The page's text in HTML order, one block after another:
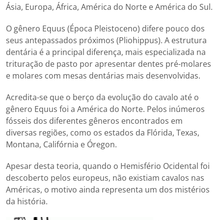
Ásia, Europa, África, América do Norte e América do Sul.
O gênero Equus (Época Pleistoceno) difere pouco dos
seus antepassados próximos (Pliohippus). A estrutura
dentária é a principal diferença, mais especializada na
trituração de pasto por apresentar dentes pré-molares
e molares com mesas dentárias mais desenvolvidas.
Acredita-se que o berço da evolução do cavalo até o
gênero Equus foi a América do Norte. Pelos inúmeros
fósseis dos diferentes gêneros encontrados em
diversas regiões, como os estados da Flórida, Texas,
Montana, Califórnia e Óregon.
Apesar desta teoria, quando o Hemisfério Ocidental foi
descoberto pelos europeus, não existiam cavalos nas
Américas, o motivo ainda representa um dos mistérios
da história.